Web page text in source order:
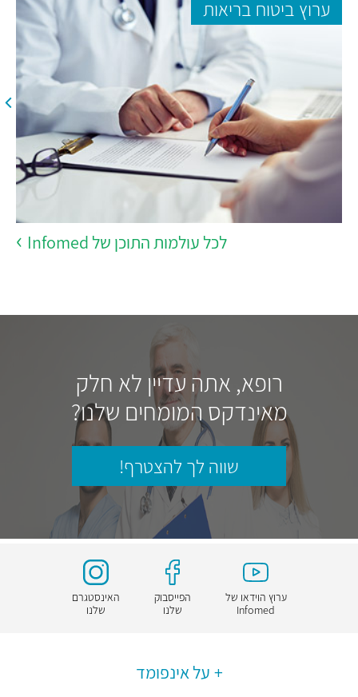
ערוץ ביטוח בריאות
לכל עולמות התוכן של Infomed
רופא, אתה עדיין לא חלק
מאינדקס המומחים שלנו?
שווה לך להצטרף!
ערוץ הוידאו של
Infomed
הפייסבוק
שלנו
האינסטגרם
שלנו
על אינפומד